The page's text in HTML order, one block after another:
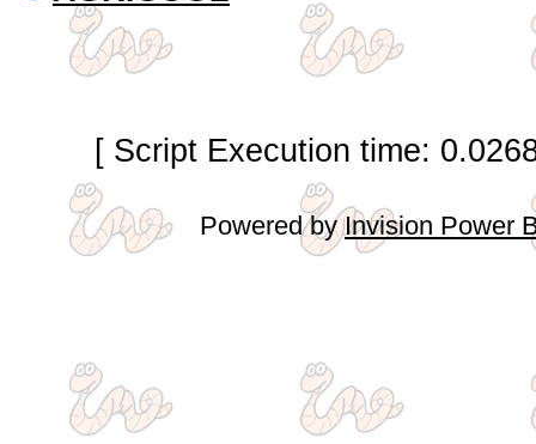
[ Script Execution time:
Powered byInvision Power